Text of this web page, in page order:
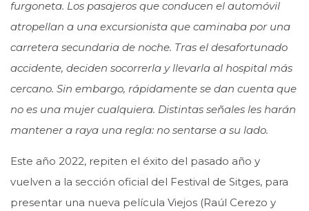
furgoneta. Los pasajeros que conducen el automóvil
atropellan a una excursionista que caminaba por una
carretera secundaria de noche. Tras el desafortunado
accidente, deciden socorrerla y llevarla al hospital más
cercano. Sin embargo, rápidamente se dan cuenta que
no es una mujer cualquiera. Distintas señales les harán
mantener a raya una regla: no sentarse a su lado.
Este año 2022, repiten el éxito del pasado año y
vuelven a la sección oficial del Festival de Sitges, para
presentar una nueva película Viejos (Raúl Cerezo y